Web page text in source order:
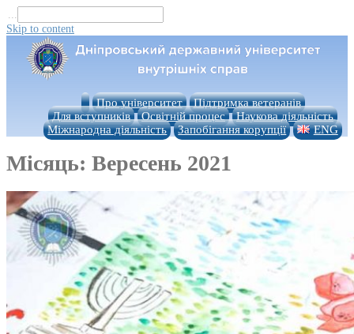
...
Skip to content
Про університет
Підтримка ветеранів
Для вступників
Освітній процес
Наукова діяльність
Міжнародна діяльність
Запобігання корупції ENG
Місяць: Вересень 2021